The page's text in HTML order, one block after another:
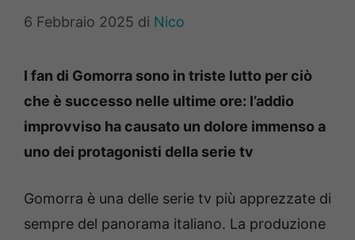
6 Febbraio 2025 di Nico
I fan di Gomorra sono in triste lutto per ciò
che è successo nelle ultime ore: l’addio
improvviso ha causato un dolore immenso a
uno dei protagonisti della serie tv
Gomorra è una delle serie tv più apprezzate di
sempre del panorama italiano. La produzione